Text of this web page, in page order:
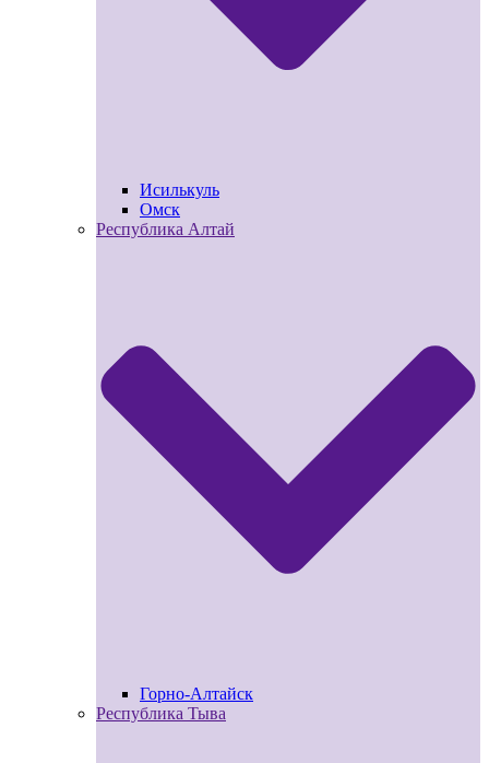
Исилькуль
Омск
Республика Алтай
Горно-Алтайск
Республика Тыва